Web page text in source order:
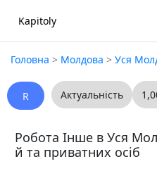
Kapitoly
Головна > Молдова > Уся
R Актуальність
Робота Інше в Уся
й та приватних осіб